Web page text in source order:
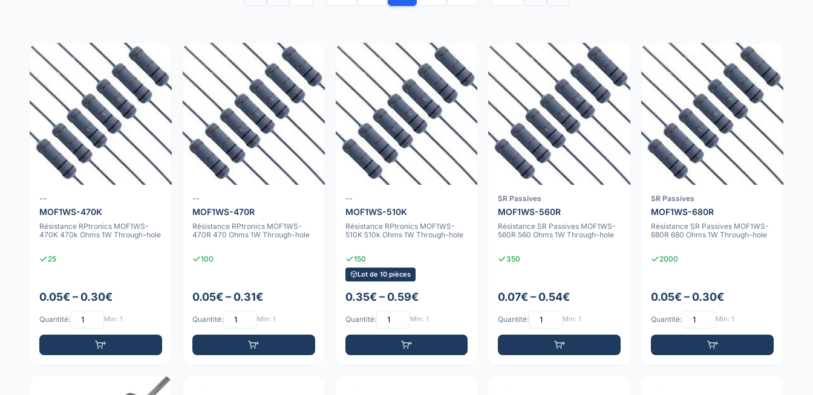
--
MOF1WS-470K
Résistance RPtronics MOF1WS-
470K 470k Ohms 1W Through-hole
25
0.05€ – 0.30€
Quantité: Min: 1
--
MOF1WS-470R
Résistance RPtronics MOF1WS-
470R 470 Ohms 1W Through-hole
100
0.05€ – 0.31€
Quantité: Min: 1
--
MOF1WS-510K
Résistance RPtronics MOF1WS-
510K 510k Ohms 1W Through-hole
150
Lot de 10 pièces
0.35€ – 0.59€
Quantité: Min: 1
SR Passives
MOF1WS-560R
Résistance SR Passives MOF1WS-
560R 560 Ohms 1W Through-hole
350
0.07€ – 0.54€
Quantité: Min: 1
SR Passives
MOF1WS-680R
Résistance SR Passives MOF1WS-
680R 680 Ohms 1W Through-hole
2000
0.05€ – 0.30€
Quantité: Min: 1